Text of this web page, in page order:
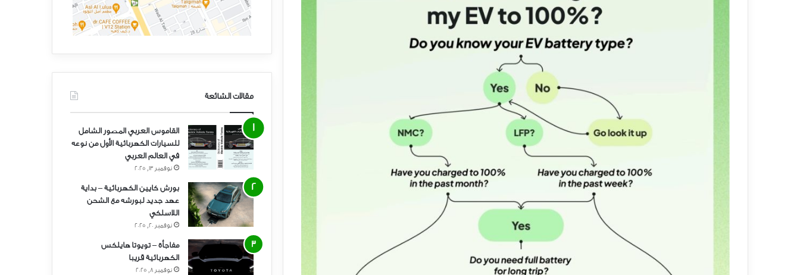
مقالات الشائعة
القاموس العربي المصور الشامل
للسيارات الكهربائية الأول من نوعه
في العالم العربي
نوفمبر 13, 2025
بورش كايين الكهربائية – بداية
عهد جديد لبورشه مع الشحن
اللاسلكي
نوفمبر 20, 2025
مفاجأة – تويوتا هايلكس
الكهربائية قريبا
نوفمبر 8, 2025